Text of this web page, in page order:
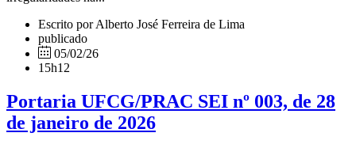
Escrito por Alberto José Ferreira de Lima
publicado
05/02/26
15h12
Portaria UFCG/PRAC SEI nº 003, de 28
de janeiro de 2026